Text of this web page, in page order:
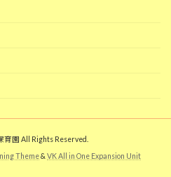
育園 All Rights Reserved.
Theme&VK All in One Expansion Unit